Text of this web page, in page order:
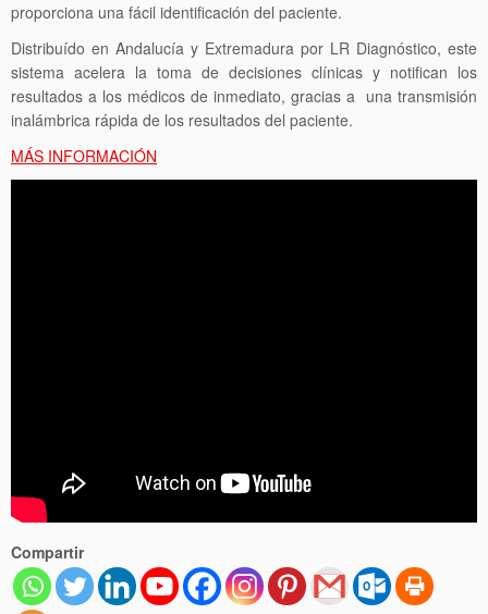
proporciona una fácil identificación del paciente.
Distribuído en Andalucía y Extremadura por LR Diagnóstico, este
sistema acelera la toma de decisiones clínicas y notifican los
resultados a los médicos de inmediato, gracias a una transmisión
inalámbrica rápida de los resultados del paciente.
MÁS INFORMACIÓN
Compartir